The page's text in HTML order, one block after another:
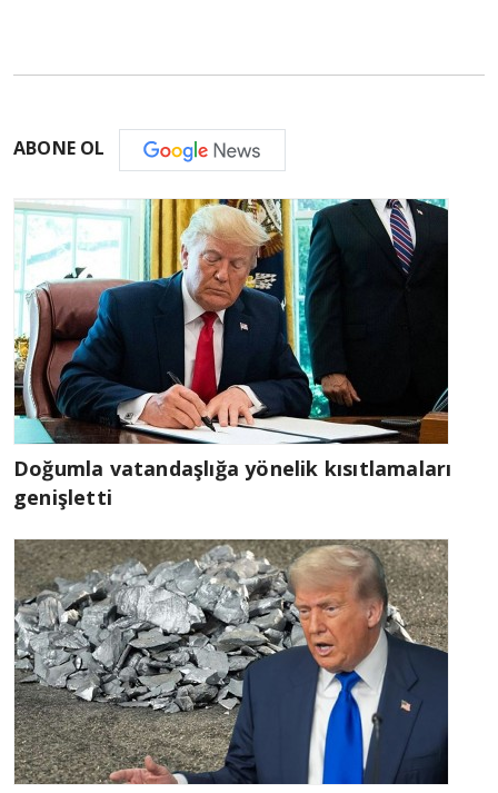
ABONE OL
Doğumla vatandaşlığa yönelik kısıtlamaları
genişletti